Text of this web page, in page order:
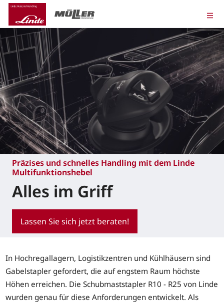
Präzises und schnelles Handling mit dem Linde
Multifunktionshebel
Alles im Griff
Lassen Sie sich jetzt beraten!
In Hochregallagern, Logistikzentren und Kühlhäusern sind
Gabelstapler gefordert, die auf engstem Raum höchste
Höhen erreichen. Die Schubmaststapler R10 - R25 von Linde
wurden genau für diese Anforderungen entwickelt. Als